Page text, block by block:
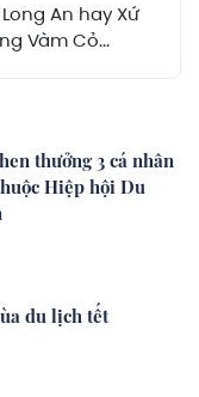
An hay Xứ
Vàm Cỏ...
thưởng 3 cá nhân
Hiệp hội Du
du lịch tết